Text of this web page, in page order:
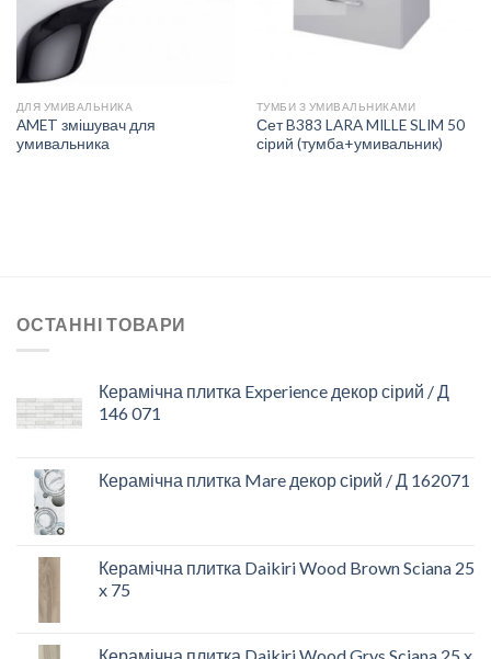
ДЛЯ УМИВАЛЬНИКА
AMET змішувач для
умивальника
ТУМБИ З УМИВАЛЬНИКАМИ
Сет B383 LARA MILLE SLIM 50
сірий (тумба+умивальник)
ОСТАННІ ТОВАРИ
Керамічна плитка Experience декор сірий / Д
146 071
Керамічна плитка Mare декор сiрий / Д 162071
Керамічна плитка Daikiri Wood Brown Sciana 25
x 75